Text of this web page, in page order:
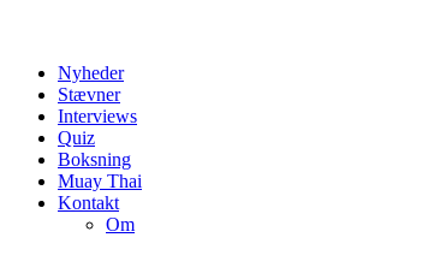
Nyheder
Stævner
Interviews
Quiz
Boksning
Muay Thai
Kontakt
Om